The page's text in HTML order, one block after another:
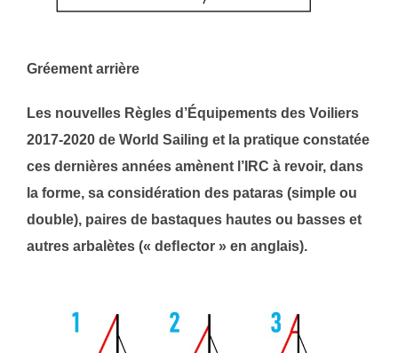
Gréement arrière
Les nouvelles Règles d’Équipements des Voiliers
2017-2020 de World Sailing et la pratique constatée
ces dernières années amènent l’IRC à revoir, dans
la forme, sa considération des pataras (simple ou
double), paires de bastaques hautes ou basses et
autres arbalètes (« deﬂector » en anglais).